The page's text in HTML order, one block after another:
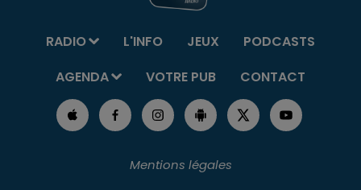
RADIO L'INFO JEUX
PODCASTS
AGENDA
VOTRE PUB CONTACT
Mentions légales